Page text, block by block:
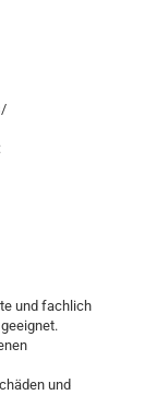
und fachlich
und